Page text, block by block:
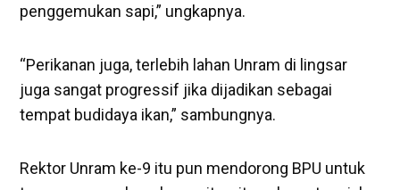
penggemukan sapi,” ungkapnya.
“Perikanan juga, terlebih lahan Unram di lingsar
juga sangat progressif jika dijadikan sebagai
tempat budidaya ikan,” sambungnya.
Rektor Unram ke-9 itu pun mendorong BPU untuk